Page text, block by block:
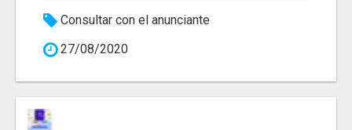
Consultar con el anunciante
27/08/2020